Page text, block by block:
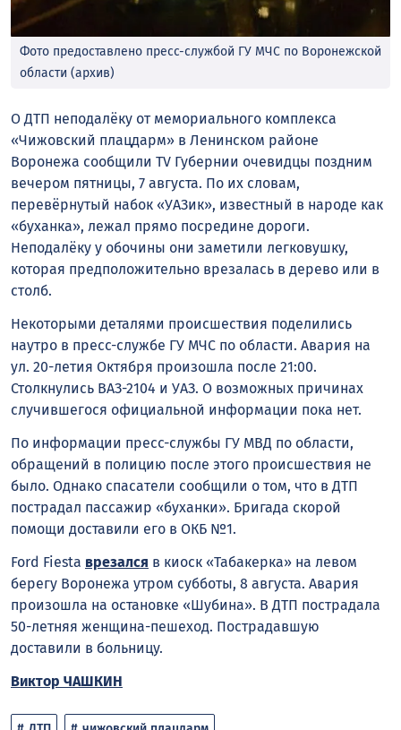
Фото предоставлено пресс-службой ГУ МЧС по Воронежской
области (архив)
О ДТП неподалёку от мемориального комплекса
«Чижовский плацдарм» в Ленинском районе
Воронежа сообщили TV Губернии очевидцы поздним
вечером пятницы, 7 августа. По их словам,
перевёрнутый набок «УАЗик», известный в народе как
«буханка», лежал прямо посредине дороги.
Неподалёку у обочины они заметили легковушку,
которая предположительно врезалась в дерево или в
столб.
Некоторыми деталями происшествия поделились
наутро в пресс-службе ГУ МЧС по области. Авария на
ул. 20-летия Октября произошла после 21:00.
Столкнулись ВАЗ-2104 и УАЗ. О возможных причинах
случившегося официальной информации пока нет.
По информации пресс-службы ГУ МВД по области,
обращений в полицию после этого происшествия не
было. Однако спасатели сообщили о том, что в ДТП
пострадал пассажир «буханки». Бригада скорой
помощи доставили его в ОКБ №1.
Ford Fiesta врезался в киоск «Табакерка» на левом
берегу Воронежа утром субботы, 8 августа. Авария
произошла на остановке «Шубина». В ДТП пострадала
50-летняя женщина-пешеход. Пострадавшую
доставили в больницу.
Виктор ЧАШКИН